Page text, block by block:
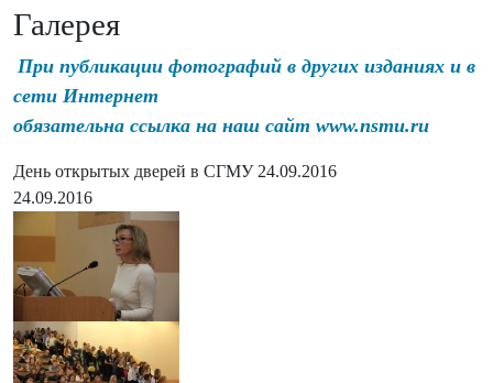
Галерея
При публикации фотографий в других изданиях и в
сети Интернет
обязательна ссылка на наш сайт www.nsmu.ru
День открытых дверей в СГМУ 24.09.2016
24.09.2016